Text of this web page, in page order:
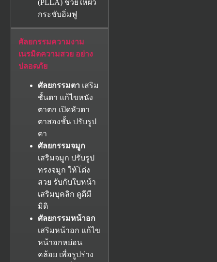
(PLLA) ช่วยให้ผิว
กระชับอิ่มฟู
ศัลยกรรมความงาม
เนรมิตความสวย อย่าง
ปลอดภัย
ศัลยกรรมตา เสริม
ชั้นตา แก้ไขหนัง
ตาตก เปิดหัวตา
ตาสองชั้น ปรับรูป
ตา
ศัลยกรรมจมูก
เสริมจมูก ปรับรูป
ทรงจมูก ให้โด่ง
สวย รับกับใบหน้า
เสริมบุคลิก ดูดีมี
มิติ
ศัลยกรรมหน้าอก
เสริมหน้าอก แก้ไข
หน้าอกหย่อน
คล้อย เพื่อรูปร่าง